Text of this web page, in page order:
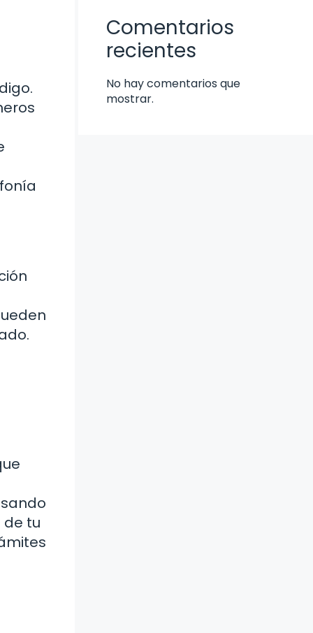
de tu
Comentarios
recientes
No hay comentarios que
mostrar.